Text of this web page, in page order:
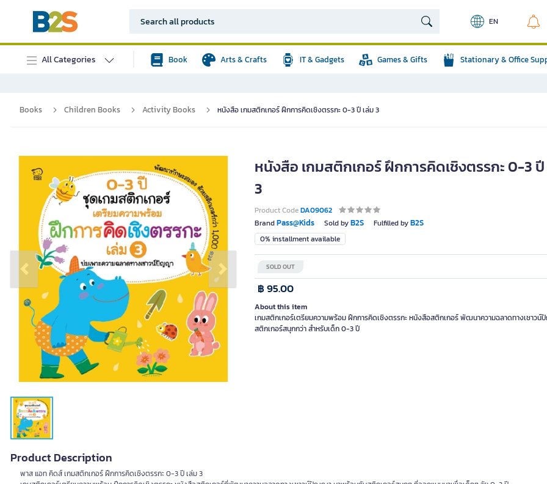
EN
All Categories Book Arts & Crafts IT & Gadgets Games & Gifts Stationary & Office
Books Children Books Activity Books หนังสือ เกมสติกเกอร์ ฝึกการคิดเชิงตรรกะ 0-3 ปี เล่ม 3
Previous slide Next slide
หนังสือ เกมสติกเกอร์ ฝึกการคิดเชิงตรรกะ 0-3 ปี
3
Product CodeDA09062
BrandPass@Kids Sold byB2S Fulfilled byB2S
0% installment available
SOLD OUT
฿ 95.00
About this item
เกมสติกเกอร์เตรียมความพร้อม ฝึกการคิดเชิงตรรกะ หนังสือสติกเกอร์ พัฒนาความฉลาดทางเชาว
Product Description
พาส แอท คิดส์ เกมสติกเกอร์ ฝึกการคิดเชิงตรรกะ 0-3 ปี เล่ม 3